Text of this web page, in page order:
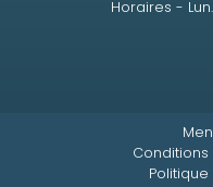
Horaires -